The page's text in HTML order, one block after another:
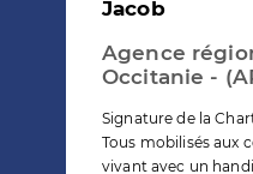
Jacob
Agence
Occitanie -
Signature de la
Tous mobilisés aux
vivant avec un